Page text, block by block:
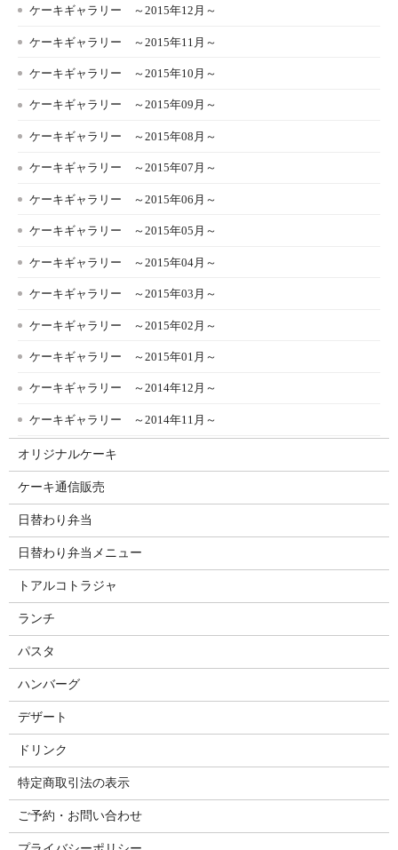
ケーキギャラリー ～2015年12月～
ケーキギャラリー ～2015年11月～
ケーキギャラリー ～2015年10月～
ケーキギャラリー ～2015年09月～
ケーキギャラリー ～2015年08月～
ケーキギャラリー ～2015年07月～
ケーキギャラリー ～2015年06月～
ケーキギャラリー ～2015年05月～
ケーキギャラリー ～2015年04月～
ケーキギャラリー ～2015年03月～
ケーキギャラリー ～2015年02月～
ケーキギャラリー ～2015年01月～
ケーキギャラリー ～2014年12月～
ケーキギャラリー ～2014年11月～
オリジナルケーキ
ケーキ通信販売
日替わり弁当
日替わり弁当メニュー
トアルコトラジャ
ランチ
パスタ
ハンバーグ
デザート
ドリンク
特定商取引法の表示
ご予約・お問い合わせ